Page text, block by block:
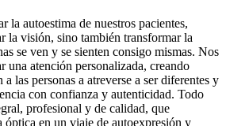
la autoestima de nuestros pacientes,
la visión, sino también transformar la
se ven y se sienten consigo mismas. Nos
una atención personalizada, creando
las personas a atreverse a ser diferentes y
con confianza y autenticidad. Todo
profesional y de calidad, que
óptica en un viaje de autoexpresión y